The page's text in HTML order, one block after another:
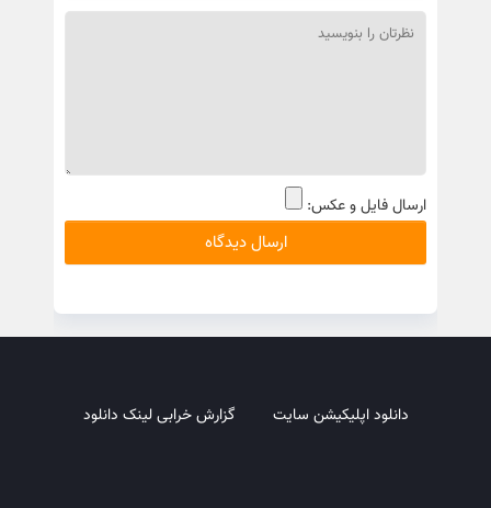
ارسال فایل و عکس:
دانلود اپلیکیشن سایت گزارش خرابی لینک دانلود